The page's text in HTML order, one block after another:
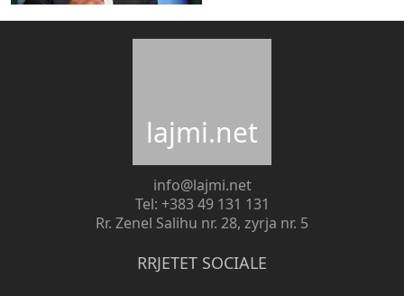
lajmi.net
info@lajmi.net
Tel: +383 49 131 131
Rr. Zenel Salihu nr. 28, zyrja nr. 5
RRJETET SOCIALE